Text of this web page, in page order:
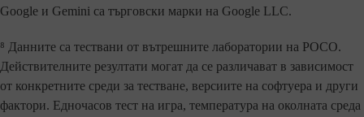
Google и Gemini са търговски марки на Google LLC.
⁸ Данните са тествани от вътрешните лаборатории на POCO.
Действителните резултати могат да се различават в зависимост
от конкретните среди за тестване, версиите на софтуера и други
фактори. Едночасов тест на игра, температура на околната среда